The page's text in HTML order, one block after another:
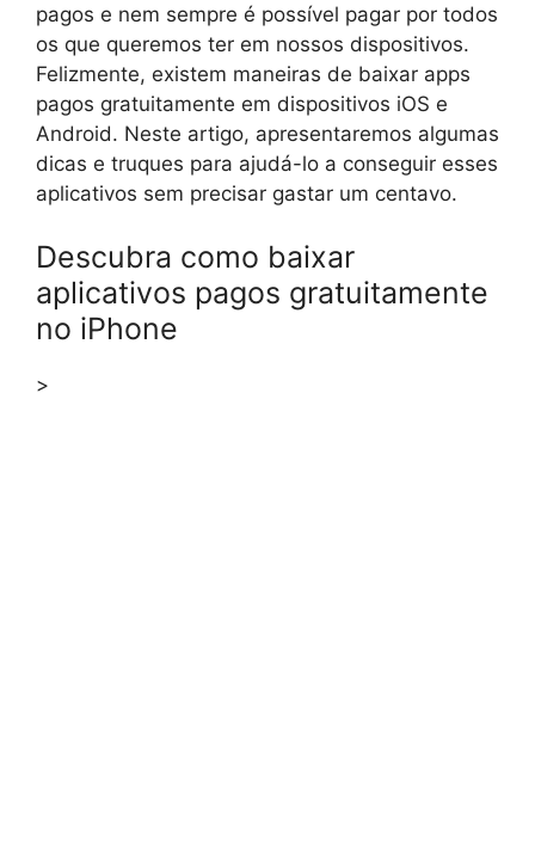
pagos e nem sempre é possível pagar por todos
os que queremos ter em nossos dispositivos.
Felizmente, existem maneiras de baixar apps
pagos gratuitamente em dispositivos iOS e
Android. Neste artigo, apresentaremos algumas
dicas e truques para ajudá-lo a conseguir esses
aplicativos sem precisar gastar um centavo.
Descubra como baixar
aplicativos pagos gratuitamente
no iPhone
>